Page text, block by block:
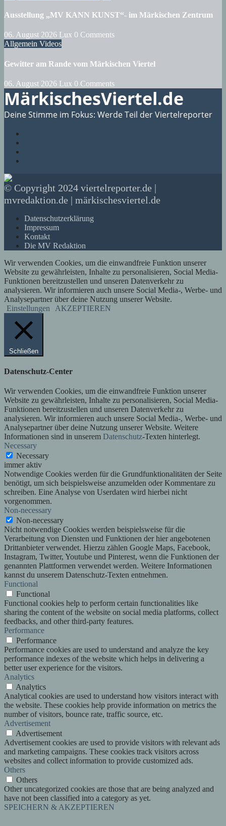
Ausstellung „MV KANN KUNST“- im Märkischen Zentrum
06. August 2026 Lux 0 Comments
Allgemein Videos
Gewitter am Rande vom Märkischen Viertel
06. August 2026 Lux 0 Comments
MärkischesViertel.de
Deine Stimme im Fokus: Werde Teil der Viertelreporter
© Copyright 2024 viertelreporter.de |
mvredaktion.de | märkischesviertel.de
Datenschutzerklärung
Impressum
Kontakt
Die MV Redaktion
Wir verwenden Cookies, um die einwandfreie Funktion unserer
Website zu gewährleisten, Inhalte zu personalisieren, Social Media-
Funktionen bereitzustellen und unseren Datenverkehr zu
analysieren. Wir informieren auch unsere Social Media-, Werbe- und
Analysepartner über deine Nutzung unserer Website.
Einstellungen
AKZEPTIEREN
Schließen
Datenschutz-Center
Wir verwenden Cookies, um die einwandfreie Funktion unserer
Website zu gewährleisten, Inhalte zu personalisieren, Social Media-
Funktionen bereitzustellen und unseren Datenverkehr zu
analysieren. Wir informieren auch unsere Social Media-, Werbe- und
Analysepartner über deine Nutzung unserer Website. Weitere
Informationen sind in unserem Datenschutz-Texten hinterlegt.
Necessary
Necessary
immer aktiv
Notwendige Cookies werden für die Grundfunktionalitäten der Seite
benötigt, um sich beispielsweise anzumelden oder Kommentare zu
schreiben. Eine Analyse von Userdaten wird hierbei nicht
vorgenommen.
Non-necessary
Non-necessary
Nicht notwendige Cookies werden beispielsweise für die
Verarbeitung von Diensten und Funktionen der hier angebotenen
Drittanbieter verwendet. Hierzu zählen Google Maps, Facebook,
Instagram, Twitter, Youtube und Pinterest, wenn die Funktionen der
genannten Plattformen verwendet werden. Weitere Informationen
kannst du unserem Datenschutz-Texten entnehmen.
Functional
Functional
Functional cookies help to perform certain functionalities like
sharing the content of the website on social media platforms, collect
feedbacks, and other third-party features.
Performance
Performance
Performance cookies are used to understand and analyze the key
performance indexes of the website which helps in delivering a
better user experience for the visitors.
Analytics
Analytics
Analytical cookies are used to understand how visitors interact with
the website. These cookies help provide information on metrics the
number of visitors, bounce rate, traffic source, etc.
Advertisement
Advertisement
Advertisement cookies are used to provide visitors with relevant ads
and marketing campaigns. These cookies track visitors across
websites and collect information to provide customized ads.
Others
Others
Other uncategorized cookies are those that are being analyzed and
have not been classified into a category as yet.
SPEICHERN & AKZEPTIEREN